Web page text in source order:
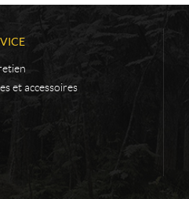
et accessoires